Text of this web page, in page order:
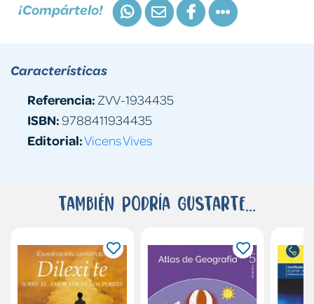
¡Compártelo!
Características
Referencia: ZVV-1934435
ISBN:9788411934435
Editorial:Vicens Vives
También podría gustarte...